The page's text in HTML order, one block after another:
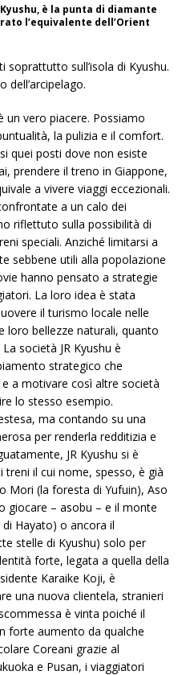
è la punta di diamante
l’equivalente dell’Orient
soprattutto sull’isola di Kyushu.
dell’arcipelago.
un vero piacere. Possiamo
la pulizia e il comfort.
quei posti dove non esiste
prendere il treno in Giappone,
a vivere viaggi eccezionali.
a un calo dei
riflettuto sulla possibilità di
speciali. Anziché limitarsi a
sebbene utili alla popolazione
hanno pensato a strategie
La loro idea è stata
il turismo locale nelle
loro bellezze naturali, quanto
società JR Kyushu è
strategico che
a motivare così altre società
lo stesso esempio.
ma contando su una
per renderla redditizia e
JR Kyushu si è
treni il cui nome, spesso, è già
Mori (la foresta di Yufuin), Aso
giocare – asobu – e il monte
Hayato) o ancora il
stelle di Kyushu) solo per
forte, legata a quella della
Karaike Koji, è
una nuova clientela, stranieri
è vinta poiché il
forte aumento da qualche
Coreani grazie al
e Pusan, i viaggiatori